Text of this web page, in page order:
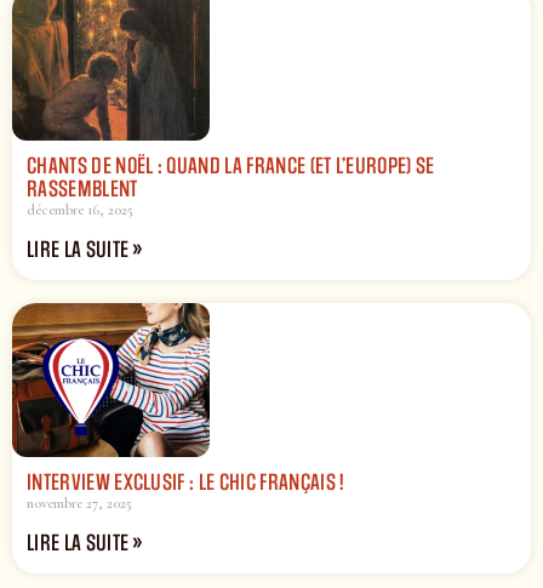
CHANTS DE NOËL : QUAND LA FRANCE (ET L’EUROPE) SE
RASSEMBLENT
décembre 16, 2025
LIRE LA SUITE »
INTERVIEW EXCLUSIF : LE CHIC FRANÇAIS !
novembre 27, 2025
LIRE LA SUITE »